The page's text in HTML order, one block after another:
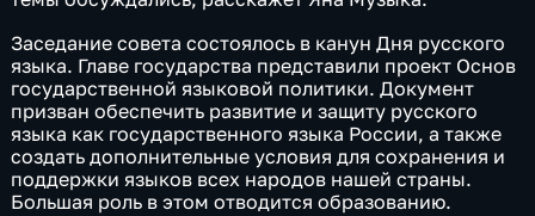
Заседание совета состоялось в канун Дня русского
языка. Главе государства представили проект Основ
государственной языковой политики. Документ
призван обеспечить развитие и защиту русского
языка как государственного языка России, а также
создать дополнительные условия для сохранения и
поддержки языков всех народов нашей страны.
Большая роль в этом отводится образованию.